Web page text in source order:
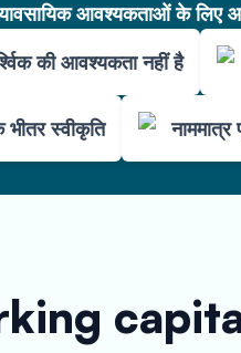
आवश्यकताओं के लिए
की आवश्यकता नहीं है
स्वीकृति